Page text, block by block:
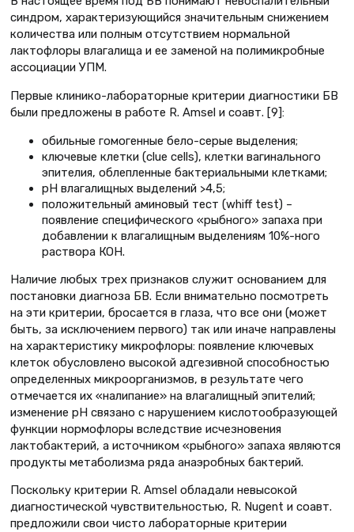
синдром, характеризующийся значительным снижением
количества или полным отсутствием нормальной
лактофлоры влагалища и ее заменой на полимикробные
ассоциации УПМ.
Первые клинико-лабораторные критерии диагностики БВ
были предложены в работе R. Amsel и соавт. [9]:
обильные гомогенные бело-серые выделения;
ключевые клетки (clue cells), клетки вагинального
эпителия, облепленные бактериальными клетками;
pH влагалищных выделений >4,5;
положительный аминовый тест (whiff test) –
появление специфического «рыбного» запаха при
добавлении к влагалищным выделениям 10%-ного
раствора КОН.
Наличие любых трех признаков служит основанием для
постановки диагноза БВ. Если внимательно посмотреть
на эти критерии, бросается в глаза, что все они (может
быть, за исключением первого) так или иначе направлены
на характеристику микрофлоры: появление ключевых
клеток обусловлено высокой адгезивной способностью
определенных микроорганизмов, в результате чего
отмечается их «налипание» на влагалищный эпителий;
изменение рН связано с нарушением кислотообразующей
функции нормофлоры вследствие исчезновения
лактобактерий, а источником «рыбного» запаха являются
продукты метаболизма ряда анаэробных бактерий.
Поскольку критерии R. Amsel обладали невысокой
диагностической чувствительностью, R. Nugent и соавт.
предложили свои чисто лабораторные критерии